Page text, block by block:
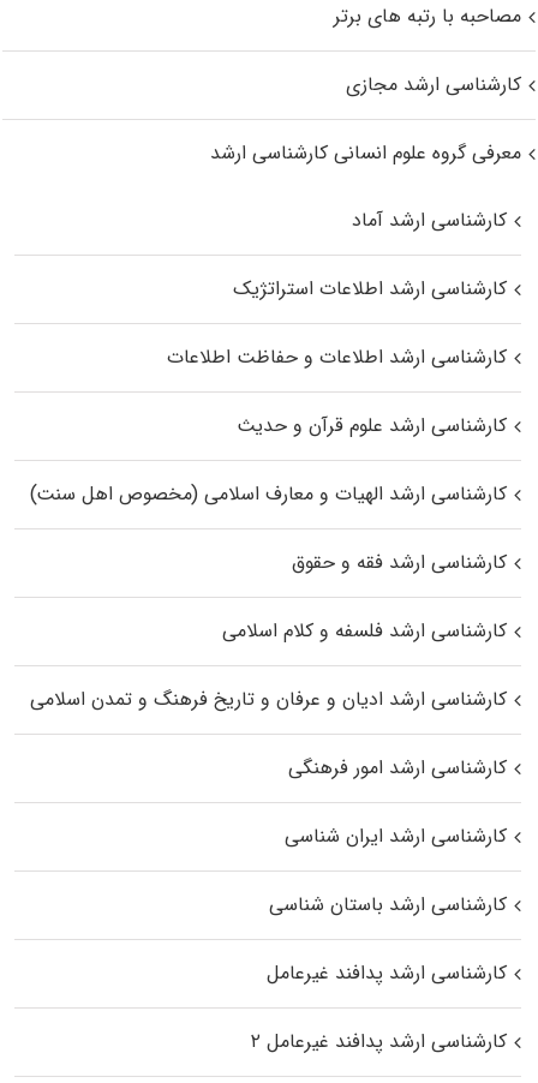
مصاحبه با رتبه های برتر
کارشناسی ارشد مجازی
معرفی گروه علوم انسانی کارشناسی ارشد
کارشناسی ارشد آماد
کارشناسی ارشد اطلاعات استراتژیک
کارشناسی ارشد اطلاعات و حفاظت اطلاعات
کارشناسی ارشد علوم قرآن و حدیث
کارشناسی ارشد الهیات و معارف اسلامی (مخصوص اهل سنت)
کارشناسی ارشد فقه و حقوق
کارشناسی ارشد فلسفه و کلام اسلامی
کارشناسی ارشد ادیان و عرفان و تاریخ فرهنگ و تمدن اسلامی
کارشناسی ارشد امور فرهنگی
کارشناسی ارشد ایران شناسی
کارشناسی ارشد باستان شناسی
کارشناسی ارشد پدافند غیرعامل
کارشناسی ارشد پدافند غیرعامل ۲